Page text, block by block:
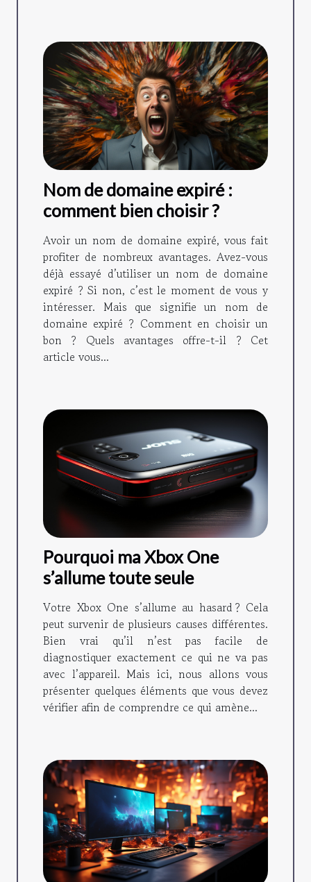
Nom de domaine expiré :
comment bien choisir ?
Avoir un nom de domaine expiré, vous fait
profiter de nombreux avantages. Avez-vous
déjà essayé d’utiliser un nom de domaine
expiré ? Si non, c’est le moment de vous y
intéresser. Mais que signifie un nom de
domaine expiré ? Comment en choisir un
bon ? Quels avantages offre-t-il ? Cet
article vous...
Pourquoi ma Xbox One
s’allume toute seule
Votre Xbox One s’allume au hasard ? Cela
peut survenir de plusieurs causes différentes.
Bien vrai qu’il n’est pas facile de
diagnostiquer exactement ce qui ne va pas
avec l’appareil. Mais ici, nous allons vous
présenter quelques éléments que vous devez
vérifier afin de comprendre ce qui amène...